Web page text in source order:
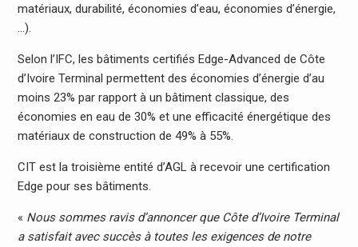
matériaux, durabilité, économies d’eau, économies d’énergie,
…).
Selon l’IFC, les bâtiments certifiés Edge-Advanced de Côte
d’Ivoire Terminal permettent des économies d’énergie d’au
moins 23% par rapport à un bâtiment classique, des
économies en eau de 30% et une efficacité énergétique des
matériaux de construction de 49% à 55%.
CIT est la troisième entité d’AGL à recevoir une certification
Edge pour ses bâtiments.
« Nous sommes ravis d’annoncer que Côte d’Ivoire Terminal
a satisfait avec succès à toutes les exigences de notre